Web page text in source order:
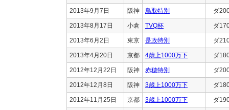
2013年9月7日 阪神 鳥取特別 ダ
2013年8月17日 小倉 TVQ杯 ダ
2013年6月2日 東京 是政特別 ダ
2013年4月20日 京都 4歳上1000万下 ダ
2012年12月22日 阪神 赤穂特別 ダ
2012年12月8日 阪神 3歳上1000万下 ダ
2012年11月25日 京都 3歳上1000万下 ダ